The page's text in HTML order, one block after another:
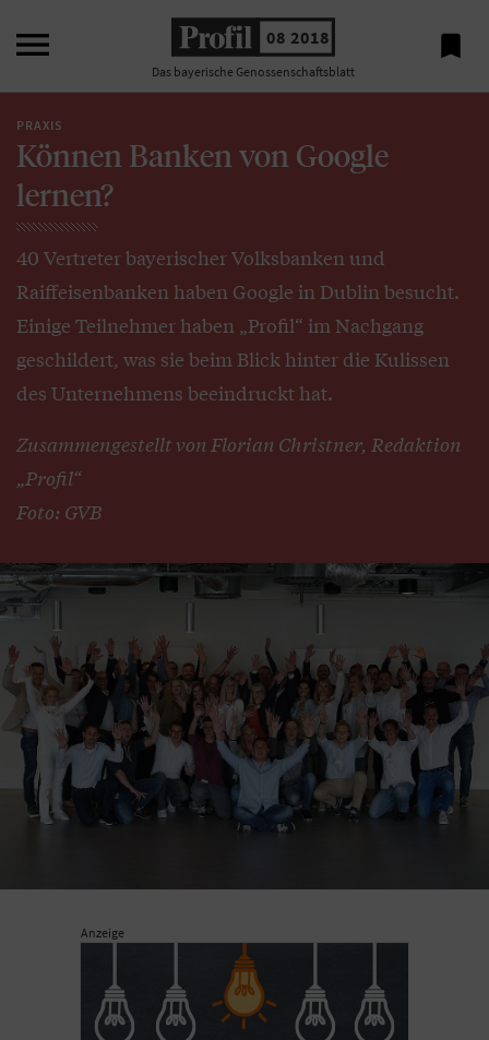
 08 2018
Das bayerische Genossenschaftsblatt

PRAXIS
Können Banken von Google
lernen?
40 Vertreter bayerischer Volksbanken und
Raiffeisenbanken haben Google in Dublin besucht.
Einige Teilnehmer haben „Profil“ im Nachgang
geschildert, was sie beim Blick hinter die Kulissen
des Unternehmens beeindruckt hat.
Zusammengestellt von Florian Christner, Redaktion
„Profil“
Foto: GVB
Anzeige